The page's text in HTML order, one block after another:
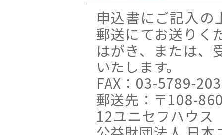
申込書にご記入の
郵送にてお送りく
はがき、または、
いたします。
FAX：03-5789-
郵送先：〒108-
12ユニセフハウス